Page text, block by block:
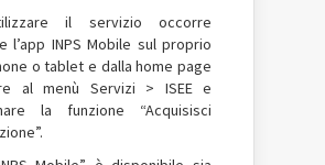
il servizio occorre
l’app INPS Mobile sul proprio
o tablet e dalla home page
al menù Servizi > ISEE e
la funzione “Acquisisci